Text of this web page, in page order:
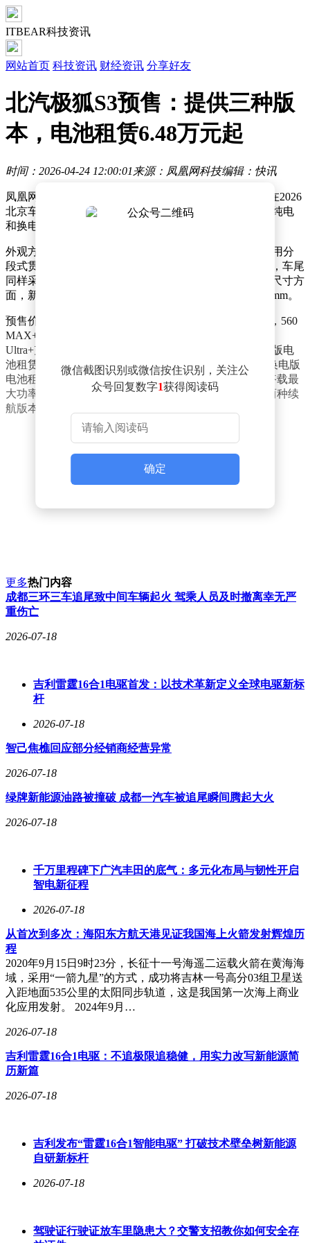
ITBEAR科技资讯
网站首页 科技资讯 财经资讯 分享好友
北汽极狐S3预售：提供三种版
本，电池租赁6.48万元起
时间：2026-04-24 12:00:01 来源：凤凰网科技编辑：快讯
凤凰网科技讯 4月24日，北汽新能源旗下极狐汽车今日在2026
北京车展举行发布会，极狐S3正式开启预售。新车提供纯电
和换电两种动力版本，电池租赁方案起售价为6.48万元。
外观方面，极狐S3采用超级光影美学设计语言，车头使用分
段式贯穿日行灯，车身配备半隐藏式门把手及五辐轮圈，车尾
同样采用贯穿式尾灯，并配备了可升降电动尾翼。车身尺寸方
面，新车长宽高分别为4916/1900/1480mm，轴距为2876mm。
预售价格方面，纯电车型560 MAX充电版售价9.28万元，560
MAX+充电版9.98万元，660 Ultra充电版11.28万元，660
Ultra+充电版12.58万元。换电车型方面，535 PLUS换电版电
池租赁价6.48万元（整车买断价9.48万元），535 MAX换电版
电池租赁价6.98万元（整车买断价9.98万元）。换电版搭载最
大功率159千瓦电机，纯电车型提供550公里和650公里两种续
航版本。
微信截图识别或微信按住识别，关注公
众号回复数字1获得阅读码
确定
更多热门内容
成都三环三车追尾致中间车辆起火 驾乘人员及时撤离幸无严
重伤亡
2026-07-18
吉利雷霆16合1电驱首发：以技术革新定义全球电驱新标
杆
2026-07-18
智己焦樵回应部分经销商经营异常
2026-07-18
绿牌新能源油路被撞破 成都一汽车被追尾瞬间腾起大火
2026-07-18
千万里程碑下广汽丰田的底气：多元化布局与韧性开启
智电新征程
2026-07-18
从首次到多次：海阳东方航天港见证我国海上火箭发射辉煌历
程
2020年9月15日9时23分，长征十一号海遥二运载火箭在黄海海
域，采用“一箭九星”的方式，成功将吉林一号高分03组卫星送
入距地面535公里的太阳同步轨道，这是我国第一次海上商业
化应用发射。 2024年9月…
2026-07-18
吉利雷霆16合1电驱：不追极限追稳健，用实力改写新能源简
历新篇
2026-07-18
吉利发布“雷霆16合1智能电驱” 打破技术壁垒树新能源
自研新标杆
2026-07-18
驾驶证行驶证放车里隐患大？交警支招教你如何安全存